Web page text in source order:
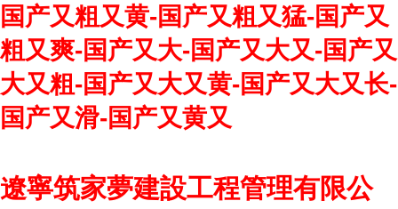
国产又粗又黄-国产又粗又猛-国产又
粗又爽-国产又大-国产又大又-国产又
大又粗-国产又大又黄-国产又大又长-
国产又滑-国产又黄又
遼寧筑家夢建設工程管理有限公